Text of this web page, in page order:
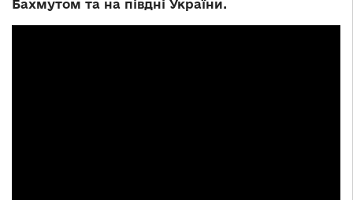
Бахмутом та на півдні України.